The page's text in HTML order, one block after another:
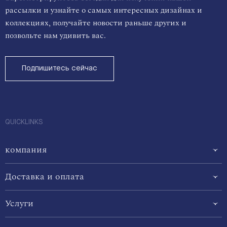
рассылки и узнайте о самых интересных дизайнах и
коллекциях, получайте новости раньше других и
позвольте нам удивить вас.
Подпишитесь сейчас
QUICKLINKS
компания
Доставка и оплата
Услуги